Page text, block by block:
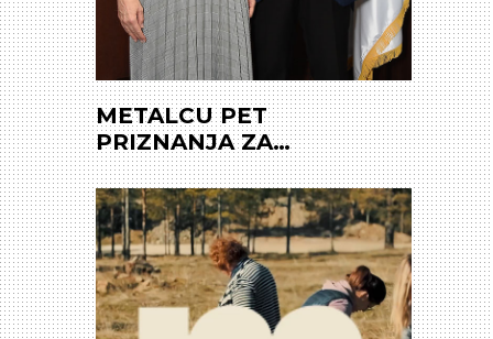
METALCU PET
PRIZNANJA ZA
KONTINUITET U
POSLOVANJU NA NIVOU
REGIONA